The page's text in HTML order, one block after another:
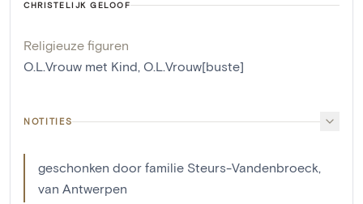
CHRISTELIJK GELOOF
Religieuze figuren
O.L.Vrouw met Kind, O.L.Vrouw[buste]
NOTITIES
geschonken door familie Steurs-Vandenbroeck,
van Antwerpen